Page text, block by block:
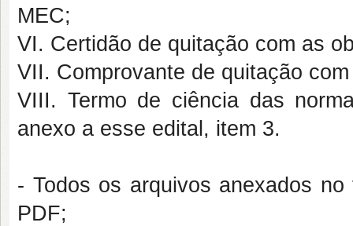
MEC;
VI. Certidão de quitação com as
VII. Comprovante de quitação
VIII. Termo de ciência das
anexo a esse edital, item 3.
- Todos os arquivos anexados
PDF;